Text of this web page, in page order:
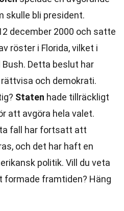
skulle bli president.
december 2000 och satte
röster i Florida, vilket i
Detta beslut har
och demokrati.
Staten hade tillräckligt
att avgöra hela valet.
fall har fortsatt att
och det har haft en
politik. Vill du veta
formade framtiden? Häng